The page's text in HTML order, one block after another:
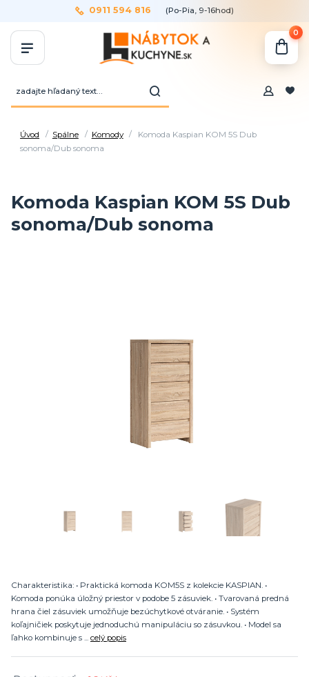
0911 594 816 (Po-Pia, 9-16hod)
0
Úvod Spálne Komody
Komoda Kaspian KOM 5S Dub
sonoma/Dub sonoma
Komoda Kaspian KOM 5S Dub
sonoma/Dub sonoma
Charakteristika: • Praktická komoda KOM5S z kolekcie KASPIAN. •
Komoda ponúka úložný priestor v podobe 5 zásuviek. • Tvarovaná predná
hrana čiel zásuviek umožňuje bezúchytkové otváranie. • Systém
koľajničiek poskytuje jednoduchú manipuláciu so zásuvkou. • Model sa
ľahko kombinuje s ... celý popis